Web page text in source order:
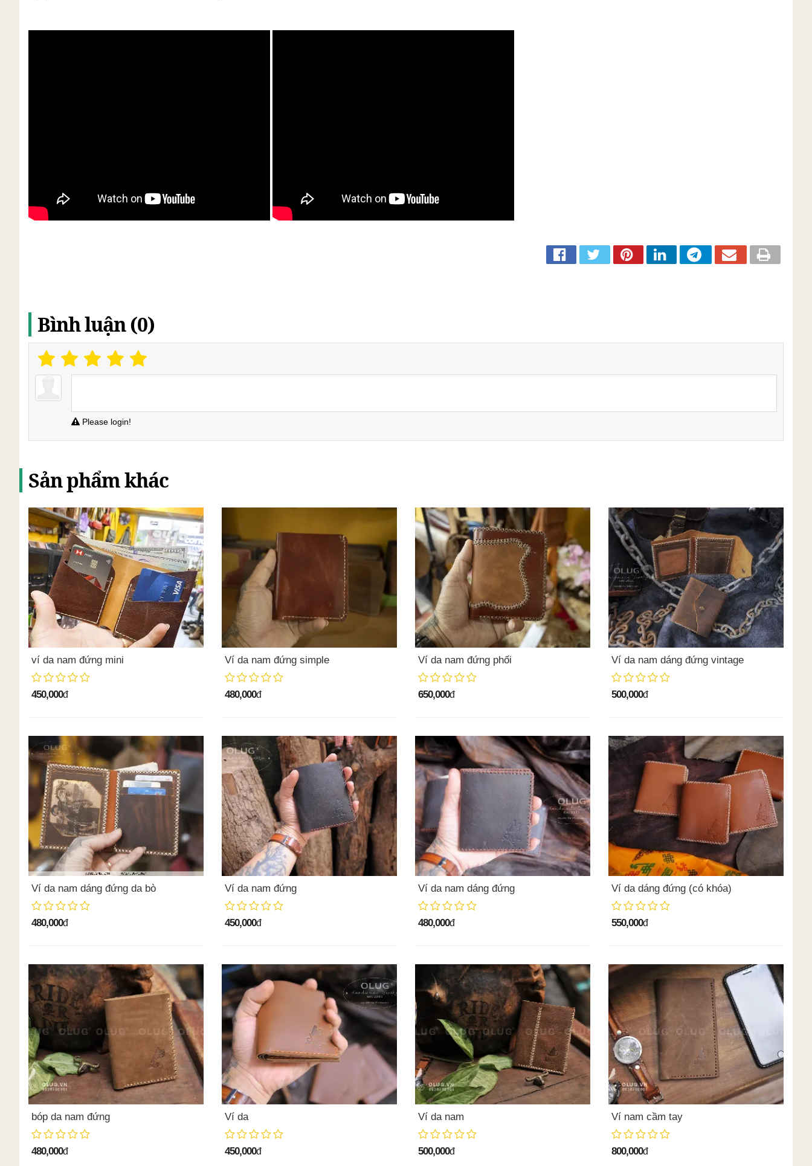
Bình luận (0)
Please login!
Sản phẩm khác
ví da nam đứng mini
450,000đ
Ví da nam đứng simple
480,000đ
Ví da nam đứng phối
650,000đ
Ví da nam dáng đứng vintage
500,000đ
Ví da nam dáng đứng da bò
480,000đ
Ví da nam đứng
450,000đ
Ví da nam dáng đứng
480,000đ
Ví da dáng đứng (có khóa)
550,000đ
bóp da nam đứng
480,000đ
Ví da
450,000đ
Ví da nam
500,000đ
Ví nam cầm tay
800,000đ